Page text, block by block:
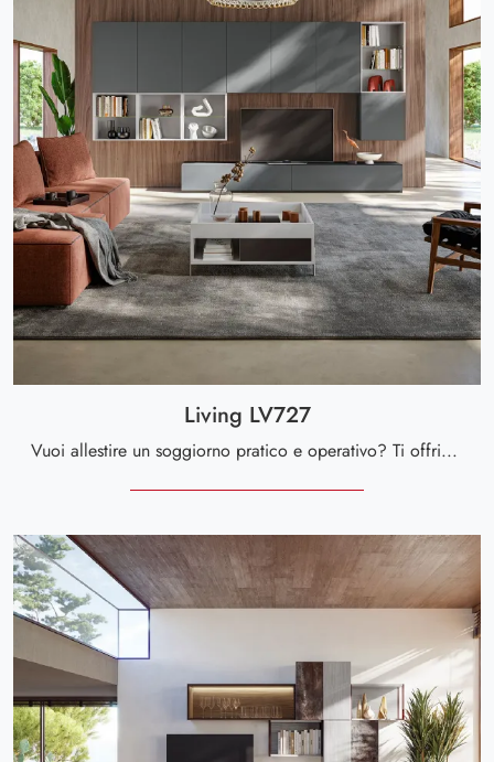
Living LV727
Vuoi allestire un soggiorno pratico e operativo? Ti offriamo la parete attrezzata Living LV727 Giessegi dalle linee decise moderne.